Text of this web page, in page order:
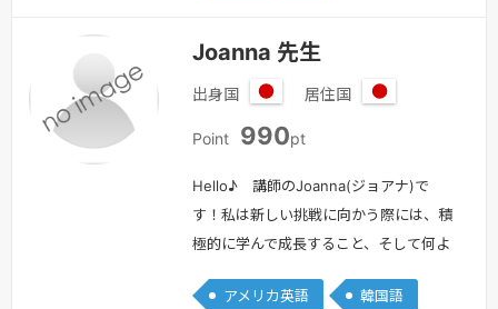
Joanna 先生
出身国
本
居住国
Point 990pt
Hello♪ 講師のJoanna(ジョアナ)で
す！ 私は新しい挑戦に向かう際には、積
極的に学んで成長すること、そして何よ
います！「英語を学習したい！」と頑張
アメリカ英語 韓国語